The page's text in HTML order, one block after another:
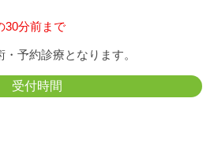
30分前まで
予約診療となります。
受付時間